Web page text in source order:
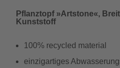
Pflanztopf »Artstone«,
Kunststoff
100% recycled material
einzigartiges